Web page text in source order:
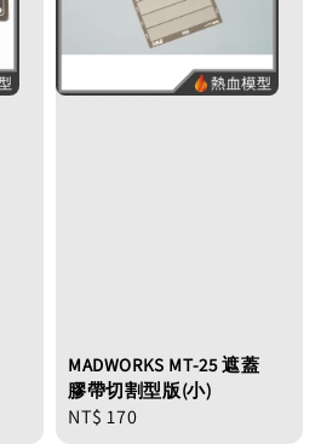
MADWORKS MT-25 遮蓋
膠帶切割型版(小)
Regular
NT$ 170